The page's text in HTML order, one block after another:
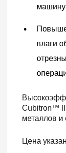
машину
влаги
Cubitron™ II
металлов и
Цена